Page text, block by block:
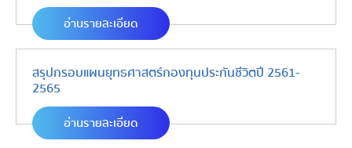
อ่านรายละเอียด
สรุปกรอบแผนยุทธศาสตร์กองทุนประกันชีวิตปี 2561-
2565
อ่านรายละเอียด